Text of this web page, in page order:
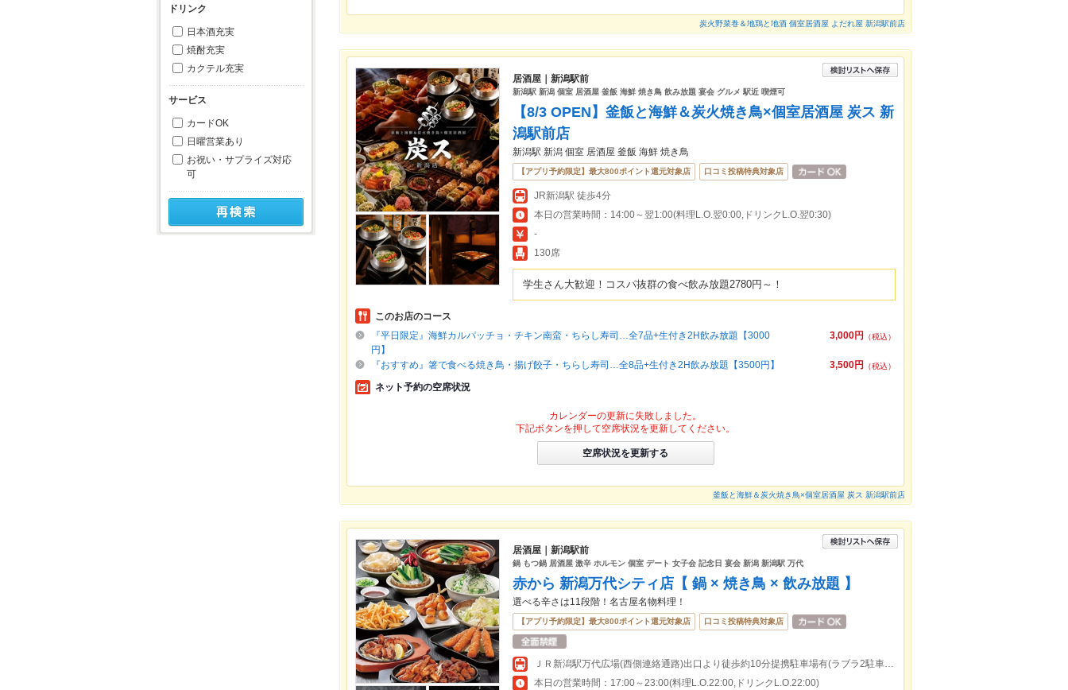
ドリンク
日本酒充実
焼酎充実
カクテル充実
サービス
カードOK
日曜営業あり
お祝い・サプライズ対応
可
炭火野菜巻＆地鶏と地酒 個室居酒屋 よだれ屋 新潟駅前店
居酒屋｜新潟駅前
新潟駅 新潟 個室 居酒屋 釜飯 海鮮 焼き鳥 飲み放題 宴会 グルメ 駅近 喫煙可
【8/3 OPEN】釜飯と海鮮＆炭火焼き鳥×個室居酒屋 炭ス 新
潟駅前店
新潟駅 新潟 個室 居酒屋 釜飯 海鮮 焼き鳥
【アプリ予約限定】最大800ポイント還元対象店 口コミ投稿特典対象店
JR新潟駅 徒歩4分
本日の営業時間：14:00～翌1:00(料理L.O.翌0:00,ドリンクL.O.翌0:30)
-
130席
学生さん大歓迎！コスパ抜群の食べ飲み放題2780円～！
このお店のコース
3,000円
（税込）
『平日限定』海鮮カルパッチョ・チキン南蛮・ちらし寿司…全7品+生付き2H飲み放題【3000
円】
3,500円
（税込）
『おすすめ』箸で食べる焼き鳥・揚げ餃子・ちらし寿司…全8品+生付き2H飲み放題【3500円】
ネット予約の空席状況
カレンダーの更新に失敗しました。
下記ボタンを押して空席状況を更新してください。
空席状況を更新する
釜飯と海鮮＆炭火焼き鳥×個室居酒屋 炭ス 新潟駅前店
居酒屋｜新潟駅前
鍋 もつ鍋 居酒屋 激辛 ホルモン 個室 デート 女子会 記念日 宴会 新潟 新潟駅 万代
赤から 新潟万代シティ店【 鍋 × 焼き鳥 × 飲み放題 】
選べる辛さは11段階！名古屋名物料理！
【アプリ予約限定】最大800ポイント還元対象店 口コミ投稿特典対象店
ＪＲ新潟駅万代広場(西側連絡通路)出口より徒歩約10分提携駐車場有(ラブラ2駐車場/万代シティ第一駐車場・第二駐車場)
本日の営業時間：17:00～23:00(料理L.O.22:00,ドリンクL.O.22:00)